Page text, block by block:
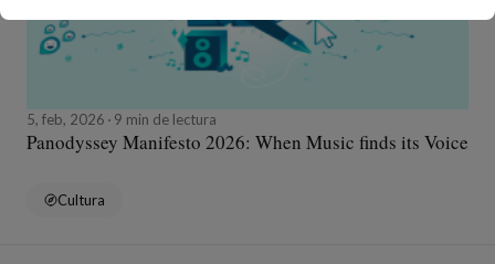
5, feb, 2026 9 min de lectura
Panodyssey Manifesto 2026: When Music finds its Voice
Cultura